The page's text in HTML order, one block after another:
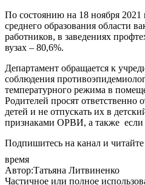
По состоянию на 18 ноября 2021
среднего образования области
работников, в заведениях
вузах – 80,6%.
Департамент обращается к
соблюдения
температурного режима в
Родителей просят ответственно
детей и не отпускать их в
признаками ОРВИ, а также если
Подпишитесь на канал и
время
Автор:Татьяна Литвиненко
Частичное или полное